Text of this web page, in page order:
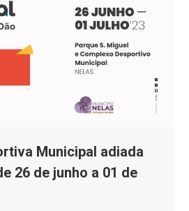
Municipal adiada
26 de junho a 01 de